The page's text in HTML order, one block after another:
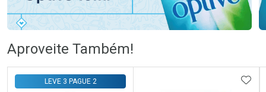
Comprar sem Desconto
Por R$ 106,99/cada
Comprar sem Desconto
Por R$ 106,99/cada
Comprar sem Desconto
Comprar sem Desconto
Aproveite Também!
LEVE 3 PAGUE 2